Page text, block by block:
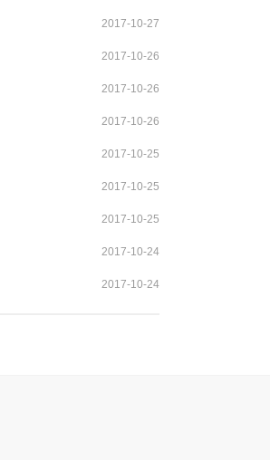
2017-10-27
2017-10-26
2017-10-26
2017-10-26
2017-10-25
2017-10-25
2017-10-25
2017-10-24
2017-10-24